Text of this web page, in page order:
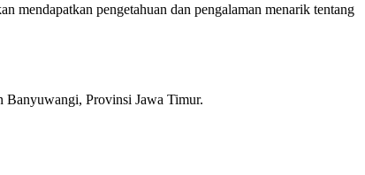
mendapatkan pengetahuan dan pengalaman menarik tentang
Banyuwangi, Provinsi Jawa Timur.